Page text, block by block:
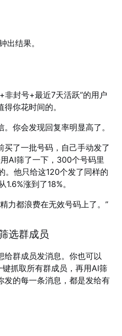
出结果。
非封号+最近7天活跃”的用户
你花时间的。
你会发现回复率明显高了。
买了一批号码，自己手动发了
AI筛了一下，300个号码里
。他只给这120个发了同样的
涨到了18%。
力都浪费在无效号码上了。”
选群成员
给群成员发消息。你也可以
键抓取所有群成员，再用AI筛
发的每一条消息，都是发给有